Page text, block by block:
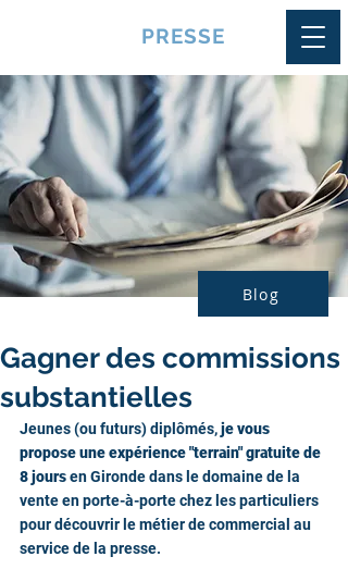
PRESSE
Blog
Gagner des commissions
substantielles
Jeunes (ou futurs) diplômés, je vous
propose une expérience "terrain" gratuite de
8 jours en Gironde dans le domaine de la
vente en porte-à-porte chez les particuliers
pour découvrir le métier de commercial au
service de la presse.